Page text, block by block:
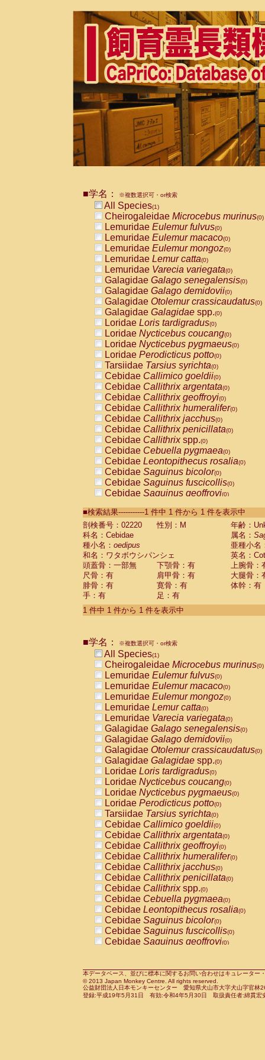
■学名： ※複数選択可・or検索
All Species(1)
Cheirogaleidae Microcebus murinus(0)
Lemuridae Eulemur fulvus(0)
Lemuridae Eulemur macaco(0)
Lemuridae Eulemur mongoz(0)
Lemuridae Lemur catta(0)
Lemuridae Varecia variegata(0)
Galagidae Galago senegalensis(0)
Galagidae Galago demidovii(0)
Galagidae Otolemur crassicaudatus(0)
Galagidae Galagidae spp.(0)
Loridae Loris tardigradus(0)
Loridae Nycticebus coucang(0)
Loridae Nycticebus pygmaeus(0)
Loridae Perodicticus potto(0)
Tarsiidae Tarsius syrichta(0)
Cebidae Callimico goeldii(0)
Cebidae Callithrix argentata(0)
Cebidae Callithrix geoffroyi(0)
Cebidae Callithrix humeralifer(0)
Cebidae Callithrix jacchus(0)
Cebidae Callithrix penicillata(0)
Cebidae Callithrixspp.(0)
Cebidae Cebuella pygmaea(0)
Cebidae Leontopithecus rosalia(0)
Cebidae Saguinus bicolor(0)
Cebidae Saguinus fuscicollis(0)
Cebidae Saguinus geoffroyi(0)
CebidaeSaguinus labiatus(0)
Cebidae Saguinus leucopus (0)
Cebidae
Cebidae
CebidaeSaguinus nigricollis (0)
Cebidae Saguinus oedipus
Cebidae Saguinus weddelli
Cebidae Saguinusspp.
Cebidae Aotus trivirgatus
Cebidae Cebus albifrons
CebidaeCebus nigrivittatus
CebidaeCebus
CebidaeSaimiri boliviensis(0)
CebidaeSaimiri sciureus(0)
AtelidaeAlouatta caraya(0)
AtelidaeAlouatta fusca(0)
AtelidaeAlouatta seniculus
AtelidaeAlouattaspp.(0)
AtelidaeAteles belzebuth(0)
AtelidaeAteles geoffroyi(0)
AtelidaeAteles paniscus(0)
AtelidaeAtelesspp.(0)
Atelidae Lagothrix lagothricha
AtelidaeLagothrix lagothricha cana
PitheciidaeCacajao calvus
PitheciidaeCallicebus cupreus
PitheciidaeCallicebus donacophilus
PitheciidaeCallicebus moloch
PitheciidaeCallicebus torquatus
PitheciidaeCallicebusspp.(0)
PitheciidaeChiropotes satanas(0)
PitheciidaePithecia monachus
PitheciidaePithecia pithecia(0)
CercopithecidaeCercocebus agilis
CercopithecidaeCercocebus
CercopithecidaeCercocebus
CercopithecidaeCercocebus
CercopithecidaeCercocebus
CercopithecidaeCercocebushybrid
CercopithecidaePapio anubis(0)
CercopithecidaePapio cynocephalus
CercopithecidaePapio hamadryas(0)
■検索結果-----------1 件中 1 件から 1 件を表示中
剖検番号：02220
性別：M
年齢：
科名：Cebidae
属名：
種小名： oedipus
亜種小名
和名：ワタボウシパンシェ
英名：
頭蓋骨：一部無
下顎骨：有
上腕骨：
尺骨：有
肩甲骨：有
大腿骨：
腓骨：有
寛骨：有
体幹：有
手：有
足：有
1 件中 1 件から 1 件を表示中
■学名： ※複数選択可・or検索
All Species(1)
Cheirogaleidae Microcebus murinus(0)
Lemuridae Eulemur fulvus(0)
Lemuridae Eulemur macaco(0)
Lemuridae Eulemur mongoz(0)
Lemuridae Lemur catta(0)
Lemuridae Varecia variegata(0)
Galagidae Galago senegalensis(0)
Galagidae Galago demidovii(0)
Galagidae Otolemur crassicaudatus(0)
Galagidae Galagidae spp.(0)
Loridae Loris tardigradus(0)
Loridae Nycticebus coucang(0)
Loridae Nycticebus pygmaeus(0)
Loridae Perodicticus potto(0)
Tarsiidae Tarsius syrichta(0)
Cebidae Callimico goeldii(0)
Cebidae Callithrix argentata(0)
Cebidae Callithrix geoffroyi(0)
Cebidae Callithrix humeralifer(0)
Cebidae Callithrix jacchus(0)
Cebidae Callithrix penicillata(0)
Cebidae Callithrixspp.(0)
Cebidae Cebuella pygmaea(0)
Cebidae Leontopithecus rosalia(0)
Cebidae Saguinus bicolor(0)
Cebidae Saguinus fuscicollis(0)
Cebidae Saguinus geoffroyi(0)
CebidaeSaguinus leucopus(0)
CebidaeSaguinus midas(0)
Cebidae Saguinus mystax(0)
本データベース、並びに標本に関するお問い合わせはキュレータ
© 2013 Japan Monkey Centre. All rights reserved.
公益財団法人日本モンキーセンター 愛知県犬山市大字犬山字官
登録:平成19年5月31日 有効:令和4年5月30日 取扱責任者:綿貫宏